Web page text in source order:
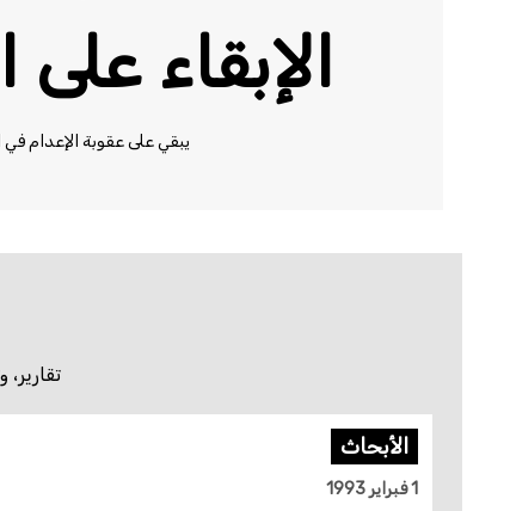
الإبقاء على
يبقي على عقوبة الإعدام في
الأبحاث
1 فبراير 1993